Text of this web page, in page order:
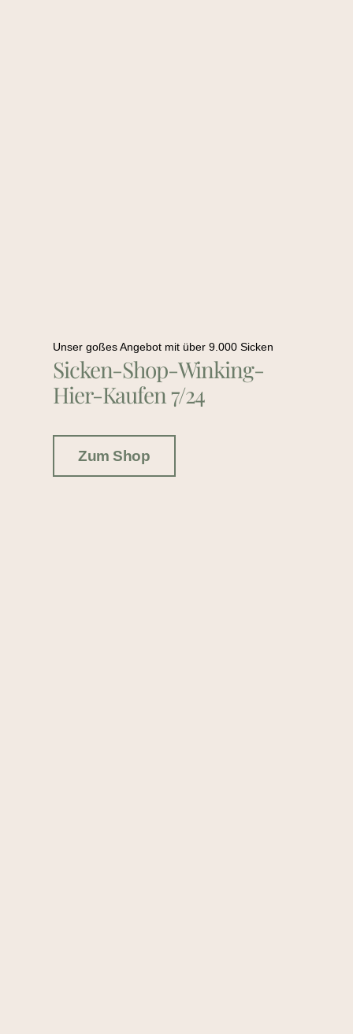
Unser goßes Angebot mit über 9.000 Sicken
Sicken-Shop-Winking-
Hier-Kaufen 7/24
Zum Shop